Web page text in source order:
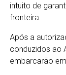
intuito de
fronteira.
Após a
conduzidos ao
embarcarão